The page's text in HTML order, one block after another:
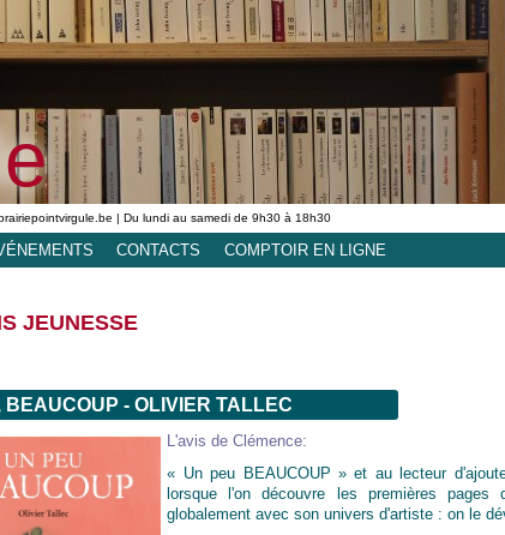
| Du lundi au samedi de 9h30 à 18h30
CONTACTS COMPTOIR EN LIGNE
JEUNESSE
BEAUCOUP - OLIVIER TALLEC
L'avis de Clémence:
« Un peu BEAUCOUP » et au lecteur
lorsque l'on découvre les premières
globalement avec son univers d'artiste : on le